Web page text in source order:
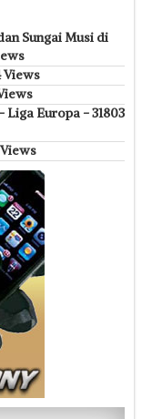
Sungai Musi di
Views
Europa - 31803